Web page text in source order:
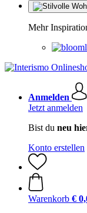
Mehr
Anmelden
Jetzt anmelden
Bist du neu
Konto erstellen
Warenkorb €